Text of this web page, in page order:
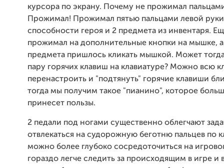
курсора по экрану. Почему не прожимал
Прожимал! Прожимал пятью пальцами левой
способности героя и 2 предмета из инвентаря.
прожимал на дополнительные кнопки на мышке, а
предмета пришлось кликать мышкой. Может
пару горячих клавиш на клавиатуре? Можно всю
перенастроить и "подтянуть" горячие клавиши
тогда мы получим такое "пианино", которое
принесет пользы.
2 педали под ногами существенно облегчают
отвлекаться на судорожную беготню пальцев по
можно более глубоко сосредоточиться на
гораздо легче следить за происходящим в игре и